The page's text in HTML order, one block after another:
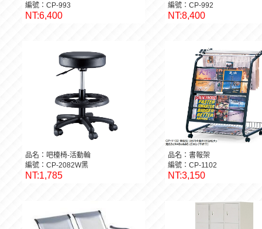
編號：CP-993
NT:6,400
編號：CP-992
NT:8,400
品名：吧檯椅-活動輪
編號：CP-2082W黑
NT:1,785
品名：書報架
編號：CP-1102
NT:3,150